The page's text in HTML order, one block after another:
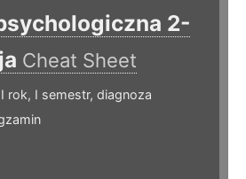
2-
Cheat Sheet
rok, I semestr, diagnoza